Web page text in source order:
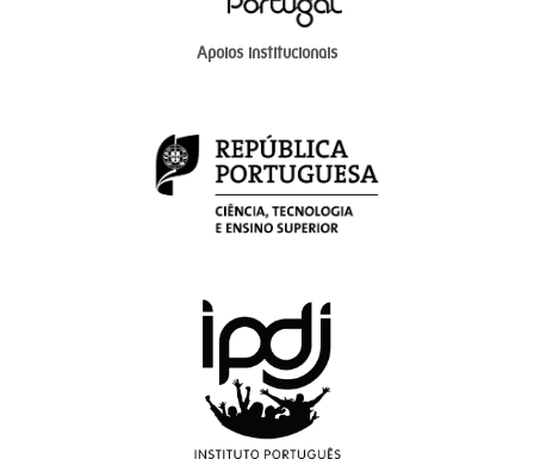
Apoios institucionais